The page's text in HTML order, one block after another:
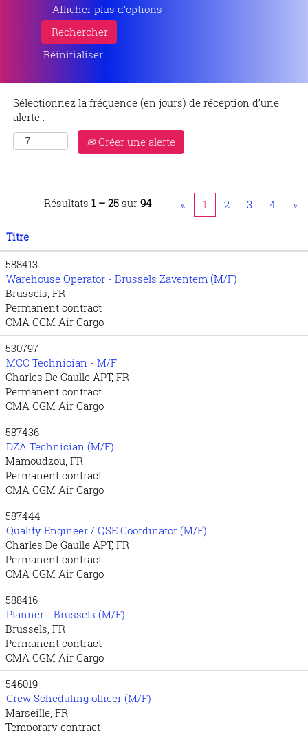
Afficher plus d’options
Réinitialiser
Sélectionnez la fréquence (en jours) de réception d’une
alerte :
Créer une alerte
Résultats 1 – 25 sur 94 « 1 2 3 4 »
Titre
588413
Warehouse Operator - Brussels Zaventem (M/F)
Brussels, FR
Permanent contract
CMA CGM Air Cargo
530797
MCC Technician - M/F
Charles De Gaulle APT, FR
Permanent contract
CMA CGM Air Cargo
587436
DZA Technician (M/F)
Mamoudzou, FR
Permanent contract
CMA CGM Air Cargo
587444
Quality Engineer / QSE Coordinator (M/F)
Charles De Gaulle APT, FR
Permanent contract
CMA CGM Air Cargo
588416
Planner - Brussels (M/F)
Brussels, FR
Permanent contract
CMA CGM Air Cargo
546019
Crew Scheduling officer (M/F)
Marseille, FR
Temporary contract